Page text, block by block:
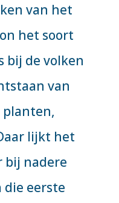
van het
het soort
bij de volken
van
planten,
lijkt het
bij nadere
eerste